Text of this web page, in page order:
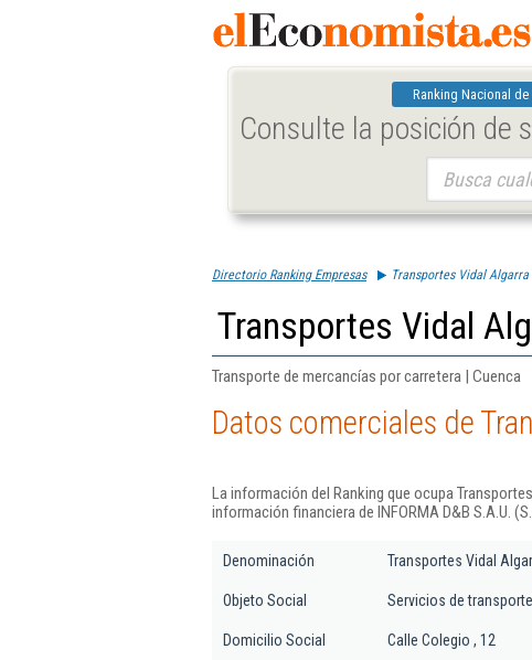
Ranking Nacional de
Consulte la posición de
Directorio Ranking Empresas Transportes Vidal Algarra
Transportes Vidal
Transporte de mercancías por carretera | Cuenca
Datos comerciales de
La información del Ranking que ocupa
información financiera de INFORMA D&B S.A.U.
Denominación Transportes Vidal
Objeto Social Servicios de
Domicilio Social Calle Colegio , 12